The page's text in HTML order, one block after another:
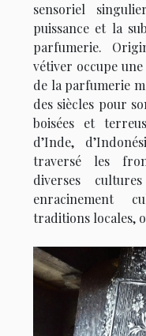
sensoriel
puissance et la
parfumerie.
vétiver occupe
de la parfumerie
des siècles pour
boisées et
d’Inde,
traversé les
diverses
enracinement
traditions locales,